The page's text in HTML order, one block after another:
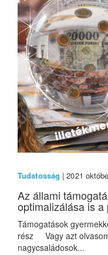
Tudatosság | 2021
Az állami
optimalizálása is
Támogatások
rész Vagy azt
nagycsaládosok...